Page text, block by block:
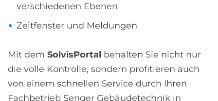
verschiedenen Ebenen
Zeitfenster und Meldungen
Mit dem SolvisPortal behalten Sie nicht nur
die volle Kontrolle, sondern profitieren auch
von einem schnellen Service durch Ihren
Fachbetrieb Senger Gebäudetechnik in